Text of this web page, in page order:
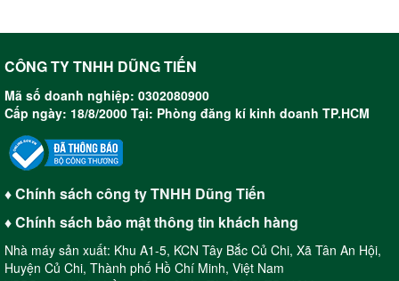
CÔNG TY TNHH DŨNG TIẾN
Mã số doanh nghiệp: 0302080900
Cấp ngày: 18/8/2000 Tại: Phòng đăng kí kinh doanh TP.HCM
♦ Chính sách công ty TNHH Dũng Tiến
♦ Chính sách bảo mật thông tin khách hàng
Nhà máy sản xuất: Khu A1-5, KCN Tây Bắc Củ Chi, Xã Tân An Hội,
Huyện Củ Chi, Thành phố Hồ Chí Minh, Việt Nam